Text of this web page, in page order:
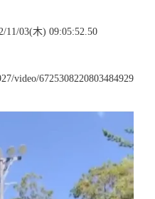
11/03(木) 09:05:52.50
video/6725308220803484929